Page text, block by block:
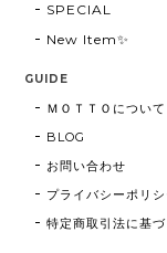
SPECIAL
New Item✨
GUIDE
ＭＯＴＴＯについて
BLOG
お問い合わせ
プライバシーポリシ
特定商取引法に基